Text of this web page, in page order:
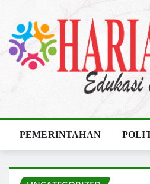
content
PEMERINTAHAN